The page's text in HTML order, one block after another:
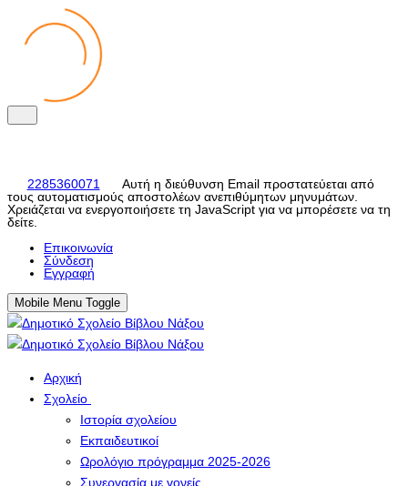
2285360071
Αυτή η διεύθυνση Email προστατεύεται από
τους αυτοματισμούς αποστολέων ανεπιθύμητων μηνυμάτων.
Χρειάζεται να ενεργοποιήσετε τη JavaScript για να μπορέσετε να τη
δείτε.
Eπικοινωνία
Σύνδεση
Εγγραφή
Mobile Menu Toggle
Αρχική
Σχολείο
Ιστορία σχολείου
Εκπαιδευτικοί
Ωρολόγιο πρόγραμμα 2025-2026
Συνεργασία με γονείς